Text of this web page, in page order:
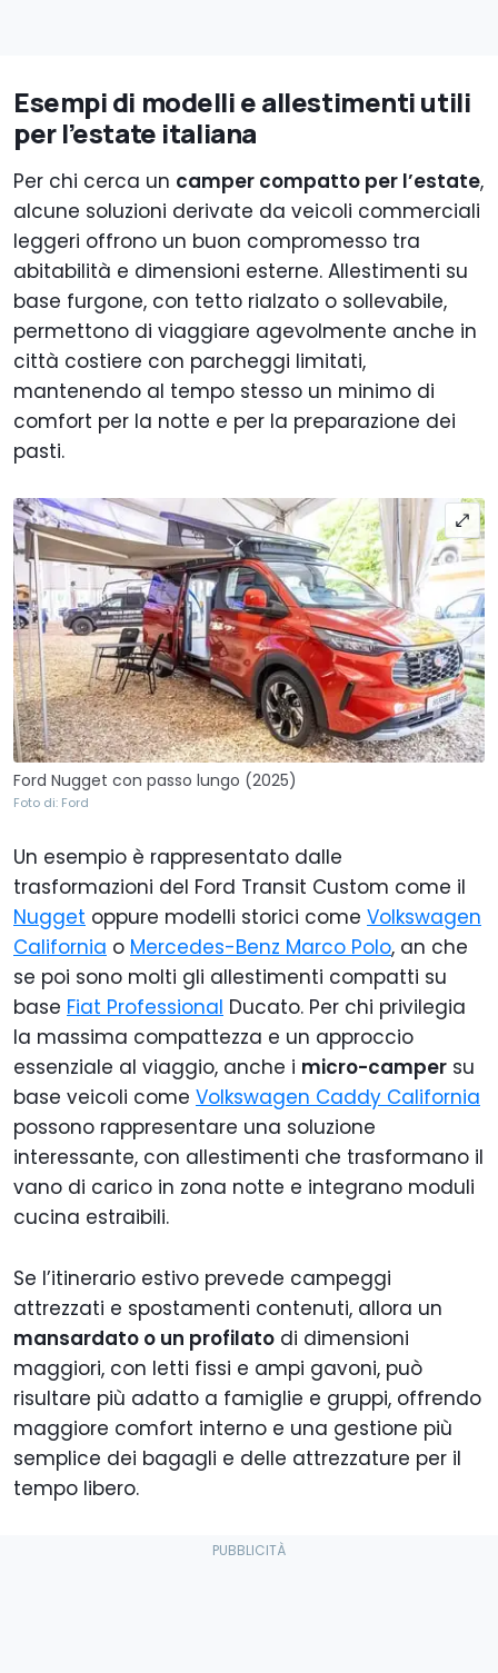
Esempi di modelli e allestimenti utili
per l’estate italiana
Per chi cerca un camper compatto per l’estate,
alcune soluzioni derivate da veicoli commerciali
leggeri offrono un buon compromesso tra
abitabilità e dimensioni esterne. Allestimenti su
base furgone, con tetto rialzato o sollevabile,
permettono di viaggiare agevolmente anche in
città costiere con parcheggi limitati,
mantenendo al tempo stesso un minimo di
comfort per la notte e per la preparazione dei
pasti.
Ford Nugget con passo lungo (2025)
Foto di: Ford
Un esempio è rappresentato dalle
trasformazioni del Ford Transit Custom come il
Nugget oppure modelli storici come Volkswagen
California o Mercedes-Benz Marco Polo, an che
se poi sono molti gli allestimenti compatti su
base Fiat Professional Ducato. Per chi privilegia
la massima compattezza e un approccio
essenziale al viaggio, anche i micro-camper su
base veicoli come Volkswagen Caddy California
possono rappresentare una soluzione
interessante, con allestimenti che trasformano il
vano di carico in zona notte e integrano moduli
cucina estraibili.
Se l’itinerario estivo prevede campeggi
attrezzati e spostamenti contenuti, allora un
mansardato o un profilato di dimensioni
maggiori, con letti fissi e ampi gavoni, può
risultare più adatto a famiglie e gruppi, offrendo
maggiore comfort interno e una gestione più
semplice dei bagagli e delle attrezzature per il
tempo libero.